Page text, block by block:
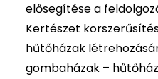
elősegítése a
Kertészet
hűtőházak
gombaházak –